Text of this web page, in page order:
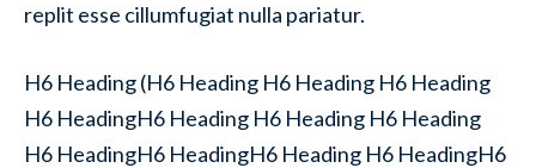
replit esse cillumfugiat nulla pariatur.
H6 Heading (H6 Heading H6 Heading H6 Heading
H6 HeadingH6 Heading H6 Heading H6 Heading
H6 HeadingH6 HeadingH6 Heading H6 HeadingH6